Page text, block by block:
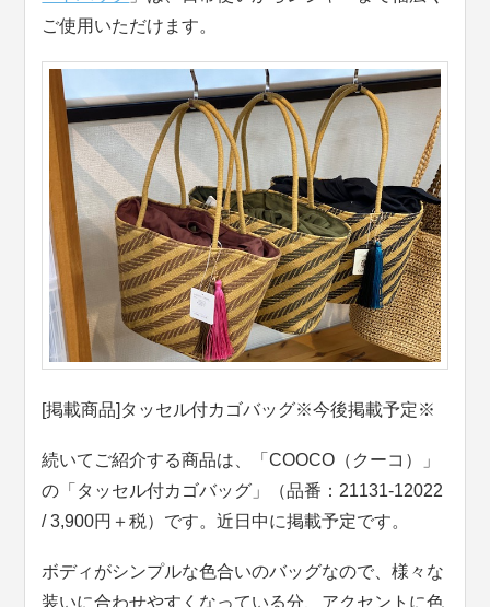
ご使用いただけます。
[掲載商品]タッセル付カゴバッグ※今後掲載予定※
続いてご紹介する商品は、「COOCO（クーコ）」
の「タッセル付カゴバッグ」（品番：21131-12022
/ 3,900円＋税）です。近日中に掲載予定です。
ボディがシンプルな色合いのバッグなので、様々な
装いに合わせやすくなっている分、アクセントに色